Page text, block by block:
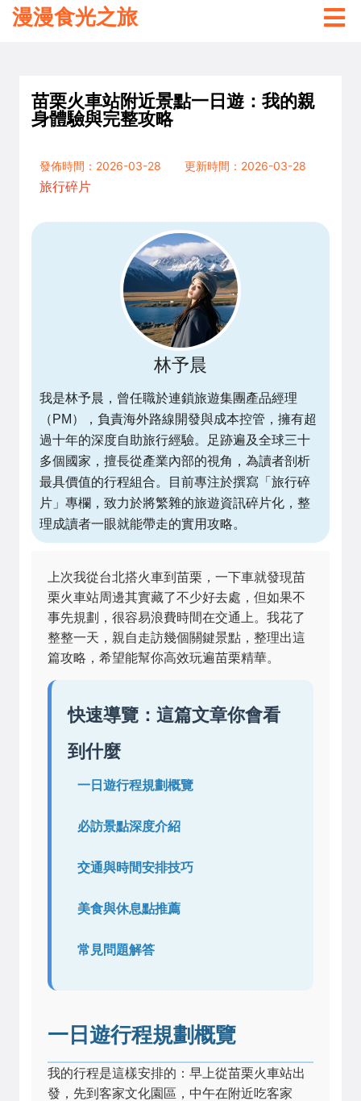
漫漫食光之旅
苗栗火車站附近景點一日遊：我的親
身體驗與完整攻略
發佈時間：2026-03-28
更新時間：2026-03-28
旅行碎片
林予晨
我是林予晨，曾任職於連鎖旅遊集團產品經理
（PM），負責海外路線開發與成本控管，擁有超
過十年的深度自助旅行經驗。足跡遍及全球三十
多個國家，擅長從產業內部的視角，為讀者剖析
最具價值的行程組合。目前專注於撰寫「旅行碎
片」專欄，致力於將繁雜的旅遊資訊碎片化，整
理成讀者一眼就能帶走的實用攻略。
上次我從台北搭火車到苗栗，一下車就發現苗
栗火車站周邊其實藏了不少好去處，但如果不
事先規劃，很容易浪費時間在交通上。我花了
整整一天，親自走訪幾個關鍵景點，整理出這
篇攻略，希望能幫你高效玩遍苗栗精華。
快速導覽：這篇文章你會看
到什麼
一日遊行程規劃概覽
必訪景點深度介紹
交通與時間安排技巧
美食與休息點推薦
常見問題解答
一日遊行程規劃概覽
我的行程是這樣安排的：早上從苗栗火車站出
發，先到客家文化園區，中午在附近吃客家